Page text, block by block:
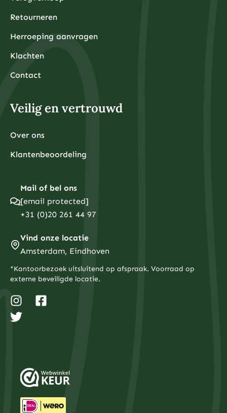
Retourneren
Herroeping aanvragen
Klachten
Contact
Veilig en vertrouwd
Over ons
Klantenbeoordeling
Mail of bel ons
[email protected]
+31 (0)20 261 44 97
Vind onze locatie
Amsterdam, Eindhoven
*Kantoorbezoek uitsluitend op afspraak. Voorraad op
externe beveiligde locatie.
n
s
t
a
m
a
k
-
s
w
i
t